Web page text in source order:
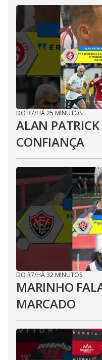
DO R7/HÁ 25 MINUTOS
ALAN PATRICK
CONFIANÇA
DO R7/HÁ 32 MINUTOS
MARINHO
MARCADO